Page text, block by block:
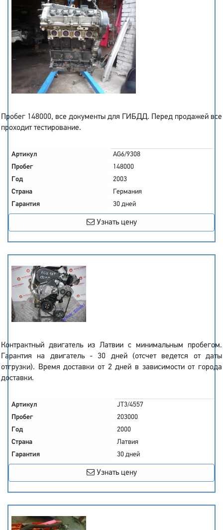
Пробег 148000, все документы для ГИБДД. Перед продажей все
проходит тестирование.
Артикул
AG6/9308
Пробег
148000
Год
2003
Страна
Германия
Гарантия
30 дней
Узнать цену
Контрактный двигатель из Латвии с минимальным пробегом.
Гарантия на двигатель - 30 дней (отсчет ведется от даты
отгрузки). Время доставки от 2 дней в зависимости от города
доставки.
Артикул
JT3/4557
Пробег
203000
Год
2000
Страна
Латвия
Гарантия
30 дней
Узнать цену